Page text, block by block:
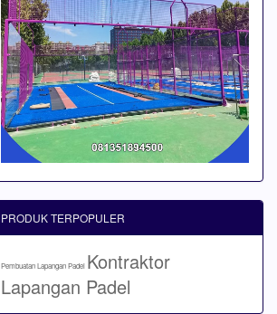
PRODUK TERPOPULER
Pembuatan Lapangan Padel Kontraktor
Lapangan Padel